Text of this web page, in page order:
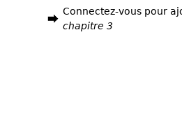
Connectez-vous pour
chapitre 3